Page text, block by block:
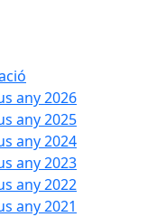
any 2026
any 2025
any 2024
any 2023
any 2022
any 2021